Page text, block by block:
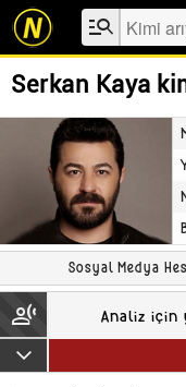
manage_search
Serkan Kaya
Sosyal Medya
transcribe
keyboard_arrow_down
Analiz için